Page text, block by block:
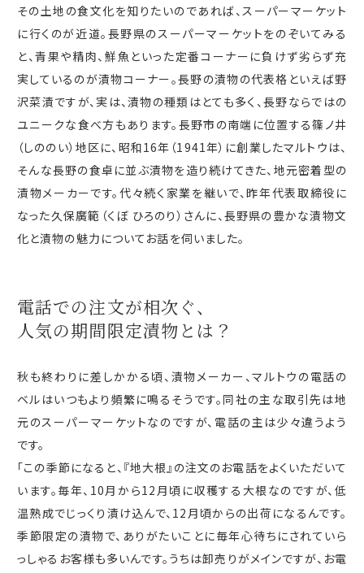
その土地の食文化を知りたいのであれば、スーパーマーケット
に行くのが近道。長野県のスーパーマーケットをのぞいてみる
と、青果や精肉、鮮魚といった定番コーナーに負けず劣らず充
実しているのが漬物コーナー。長野の漬物の代表格といえば野
沢菜漬ですが、実は、漬物の種類はとても多く、長野ならではの
ユニークな食べ方もあります。長野市の南端に位置する篠ノ井
（しののい）地区に、昭和16年（1941年）に創業したマルトウは、
そんな長野の食卓に並ぶ漬物を造り続けてきた、地元密着型の
漬物メーカーです。代々続く家業を継いで、昨年代表取締役に
なった久保廣範（くぼ ひろのり）さんに、長野県の豊かな漬物文
化と漬物の魅力についてお話を伺いました。
電話での注文が相次ぐ、
人気の期間限定漬物とは？
秋も終わりに差しかかる頃、漬物メーカー、マルトウの電話の
ベルはいつもより頻繁に鳴るそうです。同社の主な取引先は地
元のスーパーマーケットなのですが、電話の主は少々違うよう
です。
「この季節になると、『地大根』の注文のお電話をよくいただいて
います。毎年、 10月から12 月頃に収穫する大根なのですが、低
温熟成でじっくり漬け込んで、12月頃からの出荷になるんです。
季節限定の漬物で、ありがたいことに毎年心待ちにされていら
っしゃるお客様も多いんです。うちは卸売りがメインですが、お電